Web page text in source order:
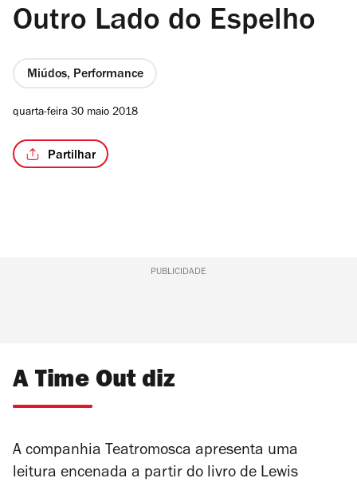
Outro Lado do Espelho
Miúdos, Performance
quarta-feira 30 maio 2018
Partilhar
PUBLICIDADE
A Time Out diz
A companhia Teatromosca apresenta uma
leitura encenada a partir do livro de Lewis